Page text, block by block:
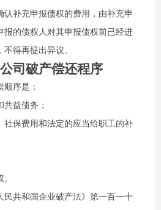
认补充申报债权的费用，由补充申
报的债权人对其申报债权前已经进
得再提出异议。
破产偿还程序
序是：
益债务；
保费用和法定的应当给职工的补
共和国企业破产法》第一百一十